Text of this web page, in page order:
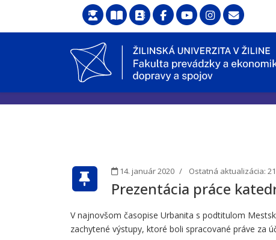
14. január 2020 Ostatná aktualizácia:
Prezentácia práce
V najnovšom časopise Urbanita s podtitulom
zachytené výstupy, ktoré boli spracované práve za